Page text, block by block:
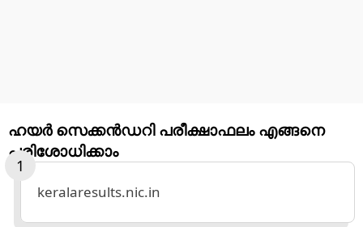
ഹയര്‍ സെക്കന്‍ഡറി പരീക്ഷാഫലം എങ്ങനെ
പരിശോധിക്കാം
keralaresults.nic.in